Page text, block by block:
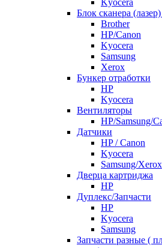
Блок сканера
Brother
HP/Canon
Kyocera
Samsung
Xerox
Бункер отработки
HP
Kyocera
Вентиляторы
HP/Samsung/
Датчики
HP / Canon
Kyocera
Samsung/Xerox
Дверца картриджа
HP
Дуплекс/Запчасти
HP
Kyocera
Samsung
Запчасти разные (